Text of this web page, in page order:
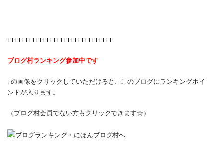
++++++++++++++++++++++++++++++
ブログ村ランキング参加中です
↓の画像をクリックしていただけると、このブログにランキングポイ
ントが入ります。
（ブログ村会員でない方もクリックできます☆）